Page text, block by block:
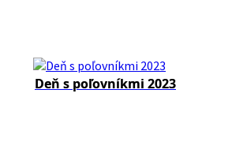
Deň s poľovníkmi 2023